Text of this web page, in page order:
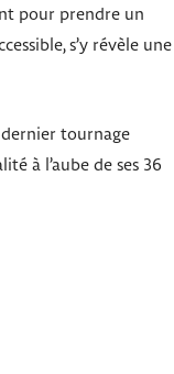
pour prendre un
s’y révèle une
dernier tournage
à l’aube de ses 36